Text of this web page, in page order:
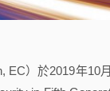
）於2019年10